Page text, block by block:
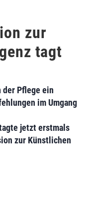
zur
tagt
der Pflege ein
im Umgang
jetzt erstmals
zur Künstlichen